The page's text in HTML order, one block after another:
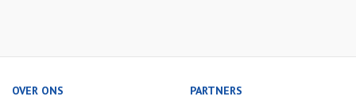
OVER ONS PARTNERS